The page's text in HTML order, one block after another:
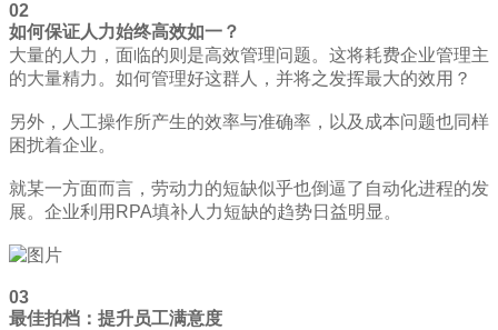
02
如何保证人力始终高效如一？
大量的人力，面临的则是高效管理问题。这将耗费企业管理主
的大量精力。如何管理好这群人，并将之发挥最大的效用？
另外，人工操作所产生的效率与准确率，以及成本问题也同样
困扰着企业。
就某一方面而言，劳动力的短缺似乎也倒逼了自动化进程的发
展。企业利用RPA填补人力短缺的趋势日益明显。
03
最佳拍档：提升员工满意度